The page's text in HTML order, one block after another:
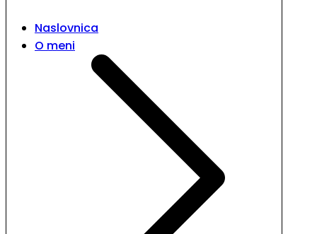
Naslovnica
O meni